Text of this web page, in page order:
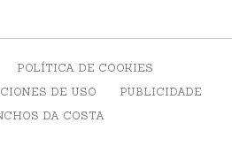
POLÍTICA DE COOKIES
DE USO
PUBLICIDADE
DA COSTA